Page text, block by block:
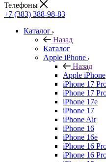
Телефоны
+7 (383) 388-98-83
Каталог
Назад
Каталог
Apple iPhone
Назад
Apple iPhone
iPhone 17
iPhone 17
iPhone 17e
iPhone 17
iPhone Air
iPhone 16
iPhone 16e
iPhone 16
iPhone 16